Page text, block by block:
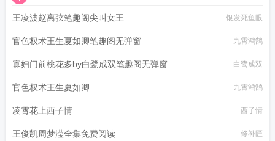
王凌波赵离弦笔趣阁尖叫女王 银发死鱼眼
官色权术王生夏如卿笔趣阁无弹窗 九霄鸿鹄
寡妇门前桃花多by白鹭成双笔趣阁无弹窗 白鹭成双
官色权术王生夏如卿 九霄鸿鹄
凌霄花上西子情 西子情
王俊凯周梦滢全集免费阅读 修补匠